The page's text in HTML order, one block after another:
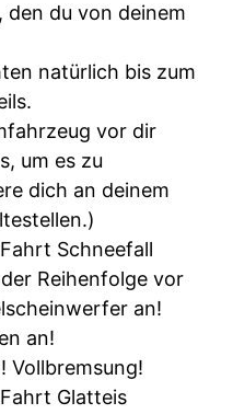
den du von deinem
natürlich bis zum
vor dir
um es zu
dich an deinem
Schneefall
Reihenfolge vor
an!
an!
Vollbremsung!
Glatteis